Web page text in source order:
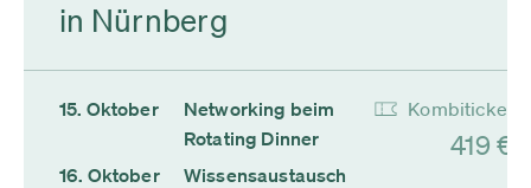
in Nürnberg
15. Oktober
Networking beim
Rotating Dinner
16. Oktober
Wissensaustausch
Kombiticket
419 €